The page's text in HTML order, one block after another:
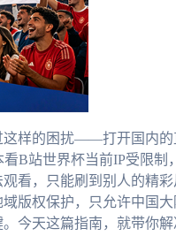
这样的困扰——打开国内的
B站世界杯当前IP受限制
看，只能刷到别人的精
版权保护，只允许中国大
今天这篇指南，就带你